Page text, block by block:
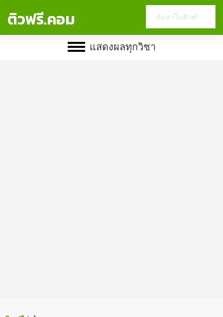
ติวฟรี.คอม
website
แสดงผลทุกวิชา